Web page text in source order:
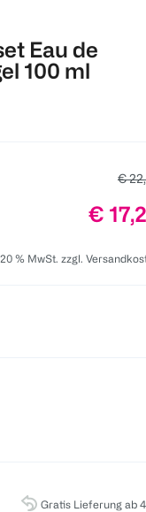
Eau de
100 ml
€
Preis:
€
% MwSt. zzgl.
Gratis Lieferung ab